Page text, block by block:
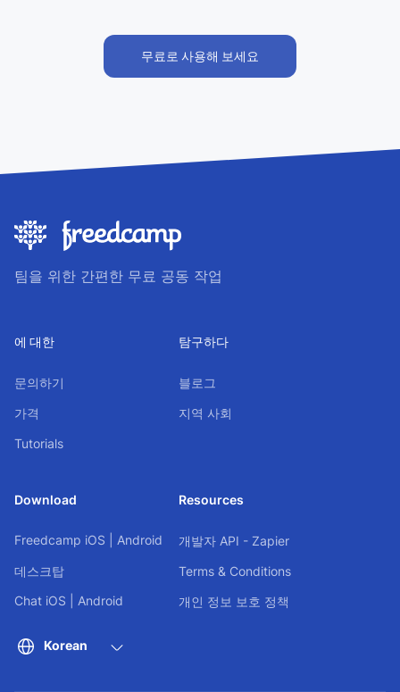
무료로 사용해 보세요
팀을 위한 간편한 무료 공동 작업
에 대한
문의하기
가격
Tutorials
탐구하다
블로그
지역 사회
Download
Freedcamp iOS Android
데스크탑
Chat iOS Android
Resources
개발자 API - Zapier
Terms & Conditions
개인 정보 보호 정책
Korean